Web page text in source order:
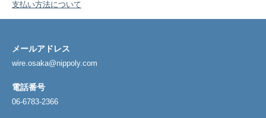
支払い方法について
メールアドレス
wire.osaka@nippoly.com
電話番号
06-6783-2366